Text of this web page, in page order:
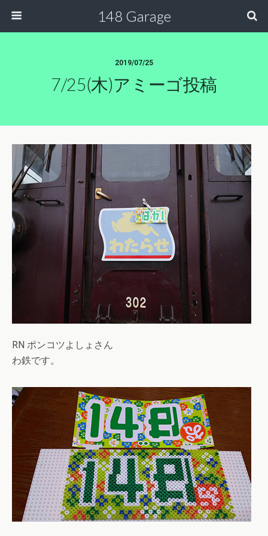
148 Garage
2019/07/25
7/25(木)アミーゴ投稿
RN ポンコツよしょさん
わ鉄です。